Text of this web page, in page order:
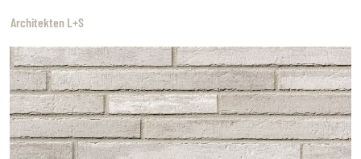
Architekten L+S